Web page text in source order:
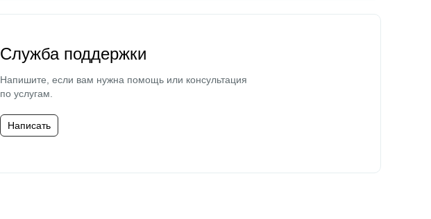
Служба поддержки
Напишите, если вам нужна помощь или консультация
по услугам.
Написать